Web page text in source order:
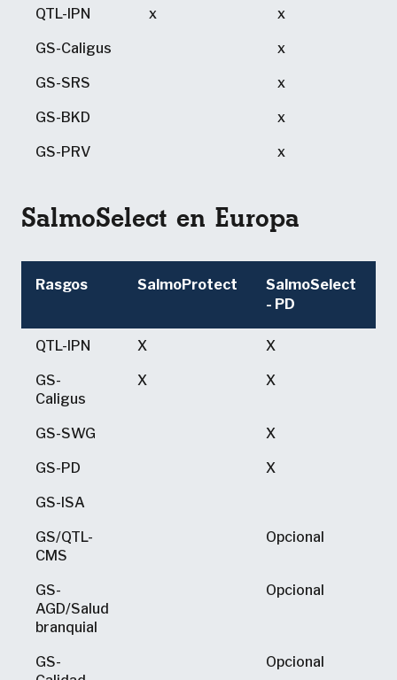
QTL-IPN x x
GS-Caligus x
GS-SRS x
GS-BKD x
GS-PRV x
SalmoSelect en Europa
Rasgos SalmoProtect
SalmoSelect
- PD
Rasgos
SalmoProtect
SalmoSelect
QTL-IPN X X
GS-
Caligus
X X
GS-SWG X
GS-PD X
GS-ISA
GS/QTL-
CMS
Opcional
GS-
AGD/Salud
branquial
Opcional
GS-
Opcional